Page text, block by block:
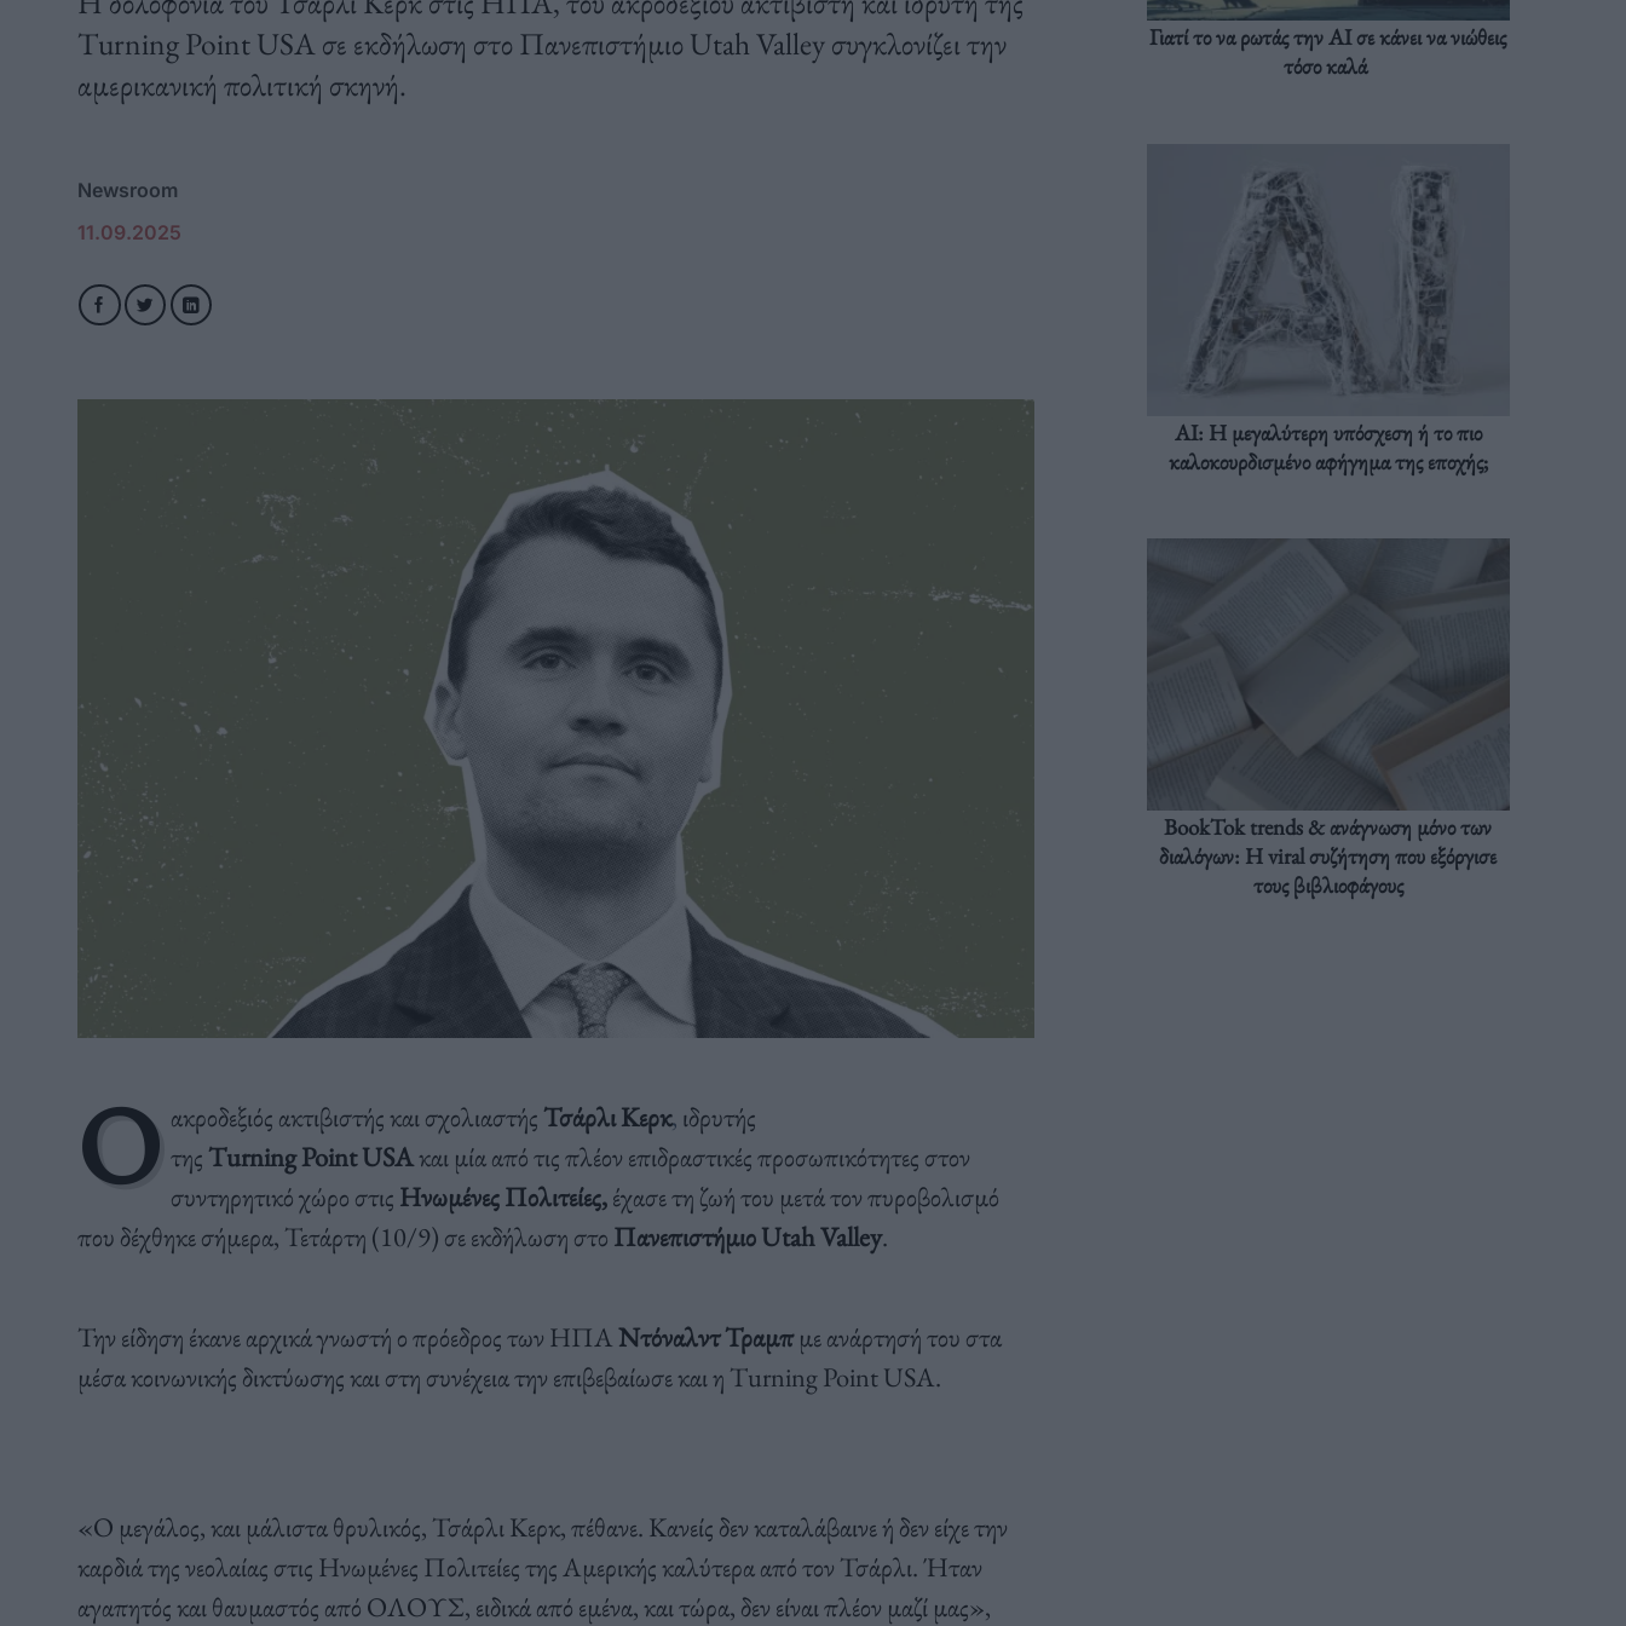
Turning Point USA σε εκδήλωση στο Πανεπιστήμιο Utah Valley συγκλονίζει την
αμερικανική πολιτική σκηνή.
Newsroom
11.09.2025
Ο ακροδεξιός ακτιβιστής και σχολιαστής Τσάρλι Κερκ, ιδρυτής
της Turning Point USAκαι μία από τις πλέον επιδραστικές προσωπικότητες στον
συντηρητικό χώρο στις Ηνωμένες Πολιτείες,έχασε τη ζωή του μετά τον πυροβολισμό
που δέχθηκε σήμερα, Τετάρτη (10/9) σε εκδήλωση στο Πανεπιστήμιο Utah Valley.
Την είδηση έκανε αρχικά γνωστή ο πρόεδρος των ΗΠΑΝτόναλντ Τραμπ με ανάρτησή του στα
μέσα κοινωνικής δικτύωσης και στη συνέχεια την επιβεβαίωσε και η Turning Point USA.
«Ο μεγάλος, και μάλιστα θρυλικός, Τσάρλι Κερκ, πέθανε. Κανείς δεν καταλάβαινε ή δεν είχε την
καρδιά της νεολαίας στις Ηνωμένες Πολιτείες της Αμερικής καλύτερα από τον Τσάρλι. Ήταν
αγαπητός και θαυμαστός από ΟΛΟΥΣ, ειδικά από εμένα, και τώρα, δεν είναι πλέον μαζί μας»,
Γιατί το να ρωτάς την AI σε κάνει να νιώθεις
τόσο καλά
AI: Η μεγαλύτερη υπόσχεση ή το πιο
καλοκουρδισμένο αφήγημα της εποχής;
BookTok trends & ανάγνωση μόνο των
διαλόγων: Η viral συζήτηση που εξόργισε
τους βιβλιοφάγους